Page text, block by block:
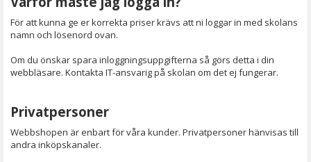
För att kunna ge er korrekta priser krävs att ni loggar in med skolans
namn och lösenord ovan.
Om du önskar spara inloggningsuppgifterna så görs detta i din
webbläsare. Kontakta IT-ansvarig på skolan om det ej fungerar.
Privatpersoner
Webbshopen är enbart för våra kunder. Privatpersoner hänvisas till
andra inköpskanaler.